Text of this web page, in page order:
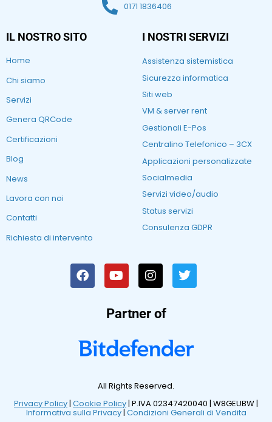
0171 1836406
IL NOSTRO SITO
Home
Chi siamo
Servizi
Genera QRCode
Certificazioni
Blog
News
Lavora con noi
Contatti
Richiesta di intervento
I NOSTRI SERVIZI
Assistenza sistemistica
Sicurezza informatica
Siti web
VM & server rent
Gestionali E-Pos
Centralino Telefonico – 3CX
Applicazioni personalizzate
Socialmedia
Servizi video/audio
Status servizi
Consulenza GDPR
Partner of
All Rights Reserved.
Privacy Policy| Cookie Policy| P.IVA 02347420040 | W8GEUBW |
Informativa sulla Privacy| Condizioni Generali di Vendita